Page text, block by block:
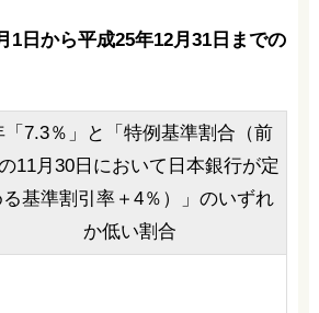
1日から平成25年12月31日までの
「7.3％」と「特例基準割合（前
11月30日において日本銀行が定
る基準割引率＋4％）」のいずれ
か低い割合